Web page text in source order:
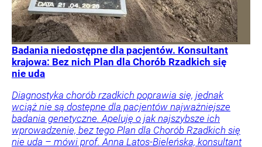
Badania niedostępne dla pacjentów. Konsultant
krajowa: Bez nich Plan dla Chorób Rzadkich się
nie uda
Diagnostyka chorób rzadkich poprawia się, jednak
wciąż nie są dostępne dla pacjentów najważniejsze
badania genetyczne. Apeluję o jak najszybsze ich
wprowadzenie, bez tego Plan dla Chorób Rzadkich się
nie uda – mówi prof. Anna Latos-Bieleńska, konsultant